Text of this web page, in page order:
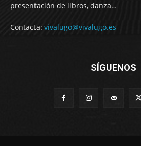
presentación de libros, danza…
Contacta: vivalugo@vivalugo.es
SÍGUENOS